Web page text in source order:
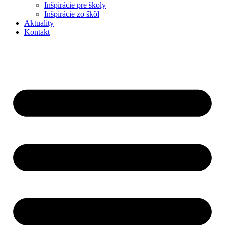
Inšpirácie pre školy
Inšpirácie zo škôl
Aktuality
Kontakt